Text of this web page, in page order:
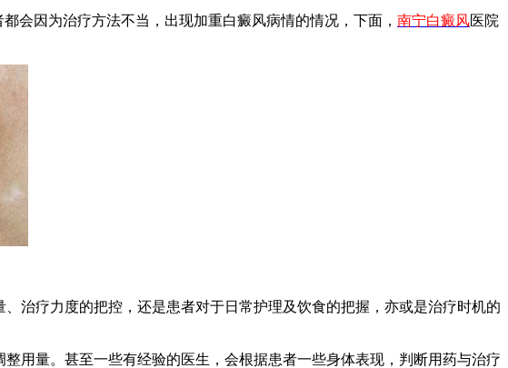
因为治疗方法不当，出现加重白癜风病情的情况，下面， 南宁白癜风医院
疗力度的把控，还是患者对于日常护理及饮食的把握，亦或是治疗时机的
量。甚至一些有经验的医生，会根据患者一些身体表现，判断用药与治疗